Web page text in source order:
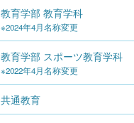
教育学部 教育学科
※2024年4月名称変更
教育学部 スポーツ教育学科
※2022年4月名称変更
共通教育